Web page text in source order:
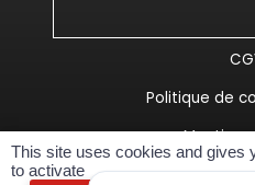
Politique de
Réalisé
This site uses cookies and gives
to activate